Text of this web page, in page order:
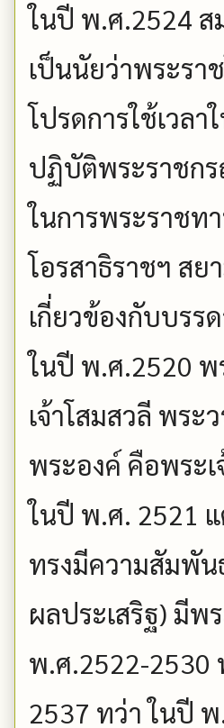
ในปี พ.ศ.2524 ส
เป็นนัยว่าพระรา
โปรดการใช้เวล
ปฏิบัติพระราชก
ในการพระราชท
โอรสาธิราชฯ สย
เกี่ยวข้องกับบรร
ในปี พ.ศ.2520 พ
เจ้าโสมสวลี พร
พระองค์ คือพระ
ในปี พ.ศ. 2521
ทรงมีความสัมพัน
ผลประเสริฐ) มีพ
พ.ศ.2522-2530
2537 ทว่า ในปี